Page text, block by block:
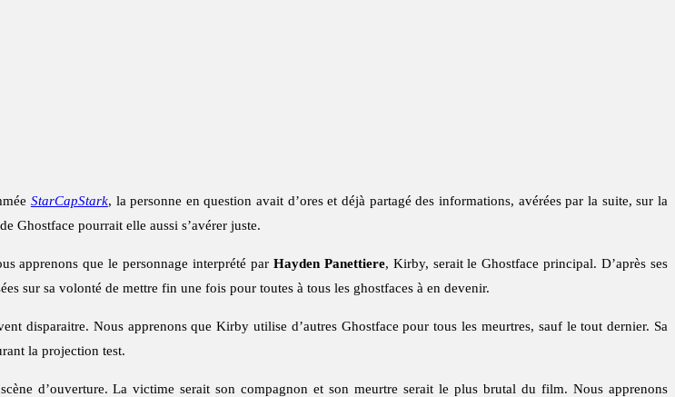
StarCapStark, la personne en question avait d’ores et déjà partagé des informations, avérées par la suite, sur la
Ghostface pourrait elle aussi s’avérer juste.
apprenons que le personnage interprété par Hayden Panettiere, Kirby, serait le Ghostface principal. D’après ses
sur sa volonté de mettre fin une fois pour toutes à tous les ghostfaces à en devenir.
disparaitre. Nous apprenons que Kirby utilise d’autres Ghostface pour tous les meurtres, sauf le tout dernier. Sa
la projection test.
d’ouverture. La victime serait son compagnon et son meurtre serait le plus brutal du film. Nous apprenons